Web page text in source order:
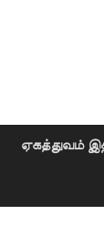
ஏகத்துவம்